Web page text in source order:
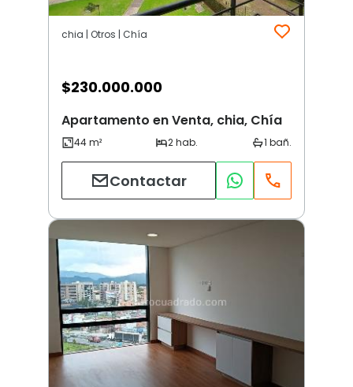
chia | Otros | Chía
$230.000.000
Apartamento en Venta, chia, Chía
Contactar